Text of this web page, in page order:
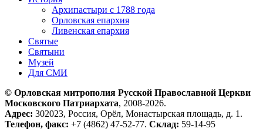
Архипастыри с 1788 года
Орловская епархия
Ливенская епархия
Святые
Святыни
Музей
Для СМИ
© Орловская митрополия Русской Православной Церкви
Московского Патриархата, 2008-2026.
Адрес: 302023, Россия, Орёл, Монастырская площадь, д. 1.
Телефон, факс: +7 (4862) 47-52-77. Склад: 59-14-95